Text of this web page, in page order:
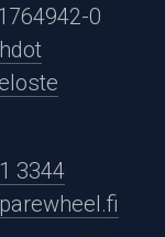
0
3344